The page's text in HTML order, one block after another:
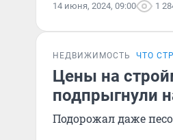
14 июня, 2024, 09:00 1
НЕДВИЖИМОСТЬ ЧТО
Цены на
подпрыгнули
Подорожал даже